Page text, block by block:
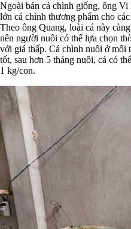
Ngoài bán cá chình giống, ông
lớn cá chình thương phẩm cho
Theo ông Quang, loài cá này
nên người nuôi có thể lựa chọn
với giá thấp. Cá chình nuôi ở môi
tốt, sau hơn 5 tháng nuôi, cá có
1 kg/con.